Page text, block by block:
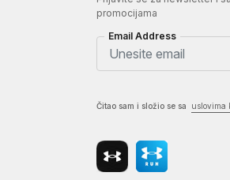
Aktivni veš - donji dio
promocijama
Email Address
Čitao sam i složio se sa uslovima